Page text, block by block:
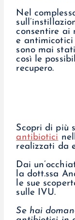
Nel
consentire ai
e antimicotici
sono mai
così le
recupero.
Scopri di più
antibiotici
realizzati da
Dai
la dott.ssa
le sue
sulle IVU.
Se hai